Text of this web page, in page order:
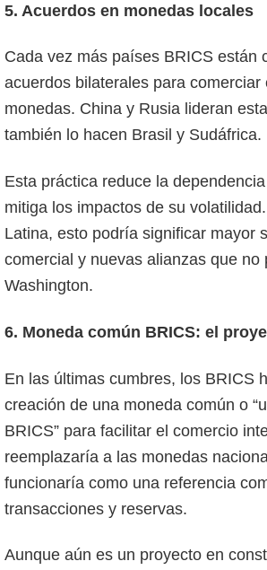
5. Acuerdos en monedas locales
Cada vez más países BRICS están
acuerdos bilaterales para comerciar
monedas. China y Rusia lideran
también lo hacen Brasil y Sudáfrica.
Esta práctica reduce la
mitiga los impactos de su
Latina, esto podría significar mayor
comercial y nuevas alianzas que no
Washington.
6. Moneda común BRICS: el
En las últimas cumbres, los BRICS
creación de una moneda común o
BRICS” para facilitar el comercio
reemplazaría a las monedas
funcionaría como una referencia
transacciones y reservas.
Aunque aún es un proyecto en